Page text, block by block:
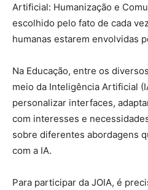
Artificial: Humanização e
escolhido pelo fato de cada
humanas estarem envolvidas
Na Educação, entre os
meio da Inteligência Artificial
personalizar interfaces,
com interesses e
sobre diferentes abordagens
com a IA.
Para participar da JOIA, é